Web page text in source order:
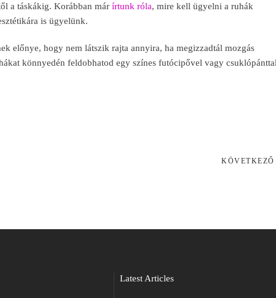
a táskákig. Korábban már írtunk róla, mire kell ügyelni a ruhák
is ügyelünk.
előnye, hogy nem látszik rajta annyira, ha megizzadtál mozgás
könnyedén feldobhatod egy színes futócipővel vagy
KÖVETKEZŐ
Latest Articles